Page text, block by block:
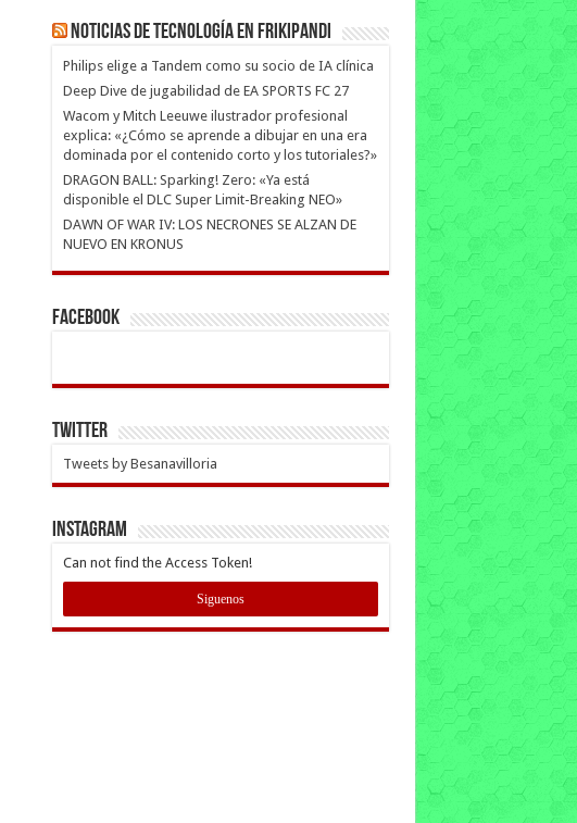
Noticias de Tecnología en Frikipandi
Philips elige a Tandem como su socio de IA clínica
Deep Dive de jugabilidad de EA SPORTS FC 27
Wacom y Mitch Leeuwe ilustrador profesional
explica: «¿Cómo se aprende a dibujar en una era
dominada por el contenido corto y los tutoriales?»
DRAGON BALL: Sparking! Zero: «Ya está
disponible el DLC Super Limit-Breaking NEO»
DAWN OF WAR IV: LOS NECRONES SE ALZAN DE
NUEVO EN KRONUS
Facebook
Twitter
Tweets by Besanavilloria
INSTAGRAM
Can not find the Access Token!
Siguenos